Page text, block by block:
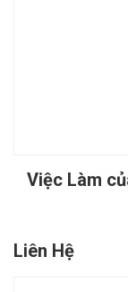
Việc Làm
Liên Hệ